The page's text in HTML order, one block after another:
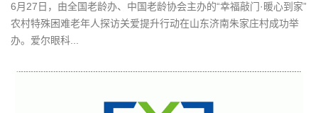
6月27日，由全国老龄办、中国老龄协会主办的“幸福敲门·暖心到家”
农村特殊困难老年人探访关爱提升行动在山东济南朱家庄村成功举
办。爱尔眼科...